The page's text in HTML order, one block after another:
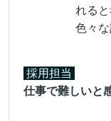
れる
色々な
採用担当
仕事で難しいと